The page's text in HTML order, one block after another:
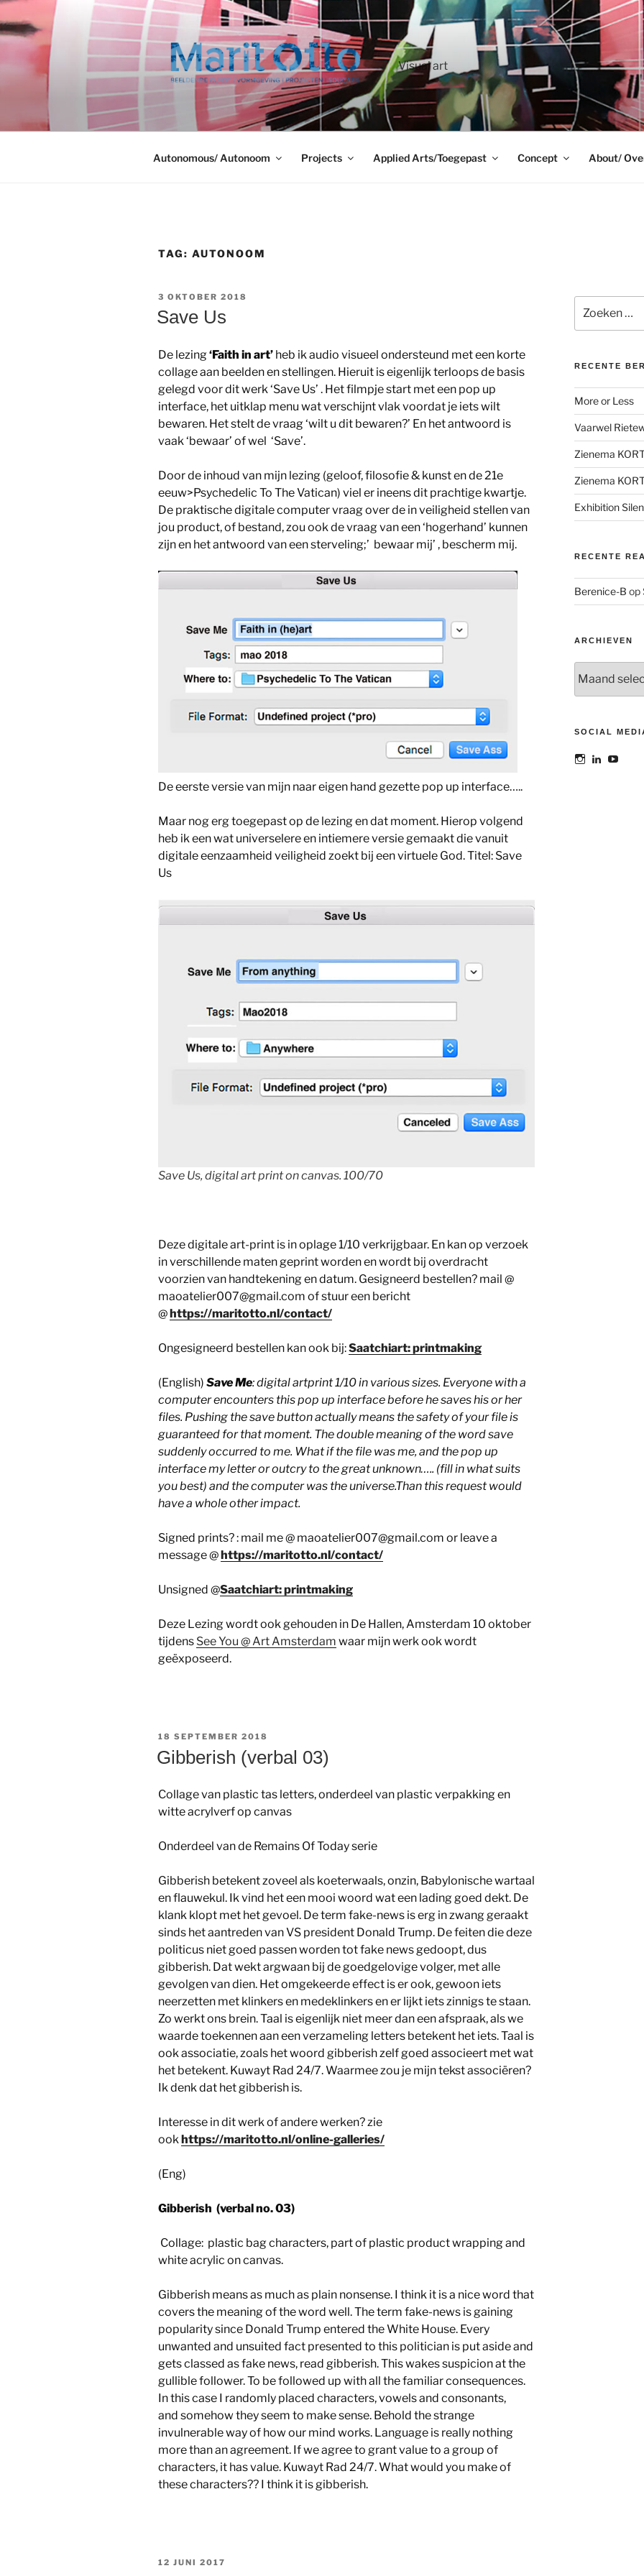
Ga
naar
de
Visual art
Autonomous/ Autonoom Projects Applied Arts/Toegepast Concept About/
TAG: AUTONOOM
GEPLAATST
3 OKTOBER 2018
Save Us
De lezing‘Faith in art’ heb ik audio visueel ondersteund met een korte
collage aan beelden en stellingen. Hieruit is eigenlijk terloops de basis
gelegd voor dit werk ‘Save Us’ . Het filmpje start met een pop up
interface, het uitklap menu wat verschijnt vlak voordat je iets wilt
bewaren. Het stelt de vraag ‘wilt u dit bewaren?’ En het antwoord is
vaak ‘bewaar’ of wel ‘Save’.
Door de inhoud van mijn lezing (geloof, filosofie & kunst en de 21e
eeuw>Psychedelic To The Vatican) viel er ineens dit prachtige kwartje.
De praktische digitale computer vraag over de in veiligheid stellen van
jou product, of bestand, zou ook de vraag van een ‘hogerhand’ kunnen
zijn en het antwoord van een sterveling;’ bewaar mij’ , bescherm mij.
De eerste versie van mijn naar eigen hand gezette pop up interface…..
Maar nog erg toegepast op de lezing en dat moment. Hierop volgend
heb ik een wat universelere en intiemere versie gemaakt die vanuit
digitale eenzaamheid veiligheid zoekt bij een virtuele God. Titel: Save
Us
Save Us, digital art print on canvas. 100/70
Deze digitale art-print is in oplage 1/10 verkrijgbaar. En kan op verzoek
in verschillende maten geprint worden en wordt bij overdracht
voorzien van handtekening en datum. Gesigneerd bestellen? mail @
maoatelier007@gmail.com of stuur een bericht
@https://maritotto.nl/contact/
Ongesigneerd bestellen kan ook bij:Saatchiart: printmaking
(English) Save Me: digital artprint 1/10 in various sizes. Everyone with a
computer encounters this pop up interface before he saves his or her
files. Pushing the save button actually means the safety of your file is
guaranteed for that moment. The double meaning of the word save
suddenly occurred to me. What if the file was me, and the pop up
interface my letter or outcry to the great unknown….. (fill in what suits
you best) and the computer was the universe.Than this request would
have a whole other impact.
Signed prints? : mail me @ maoatelier007@gmail.com or leave a
message @https://maritotto.nl/contact/
Unsigned @Saatchiart: printmaking
Deze Lezing wordt ook gehouden in De Hallen, Amsterdam 10 oktober
tijdens See You @ Art Amsterdam waar mijn werk ook wordt
geëxposeerd.
GEPLAATST
18 SEPTEMBER 2018
Gibberish (verbal 03)
Collage van plastic tas letters, onderdeel van plastic verpakking en
witte acrylverf op canvas
Onderdeel van de Remains Of Today serie
Gibberish betekent zoveel als koeterwaals, onzin, Babylonische wartaal
en flauwekul. Ik vind het een mooi woord wat een lading goed dekt. De
klank klopt met het gevoel. De term fake-news is erg in zwang geraakt
sinds het aantreden van VS president Donald Trump. De feiten die deze
politicus niet goed passen worden tot fake news gedoopt, dus
gibberish. Dat wekt argwaan bij de goedgelovige volger, met alle
gevolgen van dien. Het omgekeerde effect is er ook, gewoon iets
neerzetten met klinkers en medeklinkers en er lijkt iets zinnigs te staan.
Zo werkt ons brein. Taal is eigenlijk niet meer dan een afspraak, als we
waarde toekennen aan een verzameling letters betekent het iets. Taal is
ook associatie, zoals het woord gibberish zelf goed associeert met wat
het betekent. Kuwayt Rad 24/7. Waarmee zou je mijn tekst associëren?
Ik denk dat het gibberish is.
Interesse in dit werk of andere werken? zie
ookhttps://maritotto.nl/online-galleries/
(Eng)
Gibberish (verbal no. 03)
Collage: plastic bag characters, part of plastic product wrapping and
white acrylic on canvas.
Gibberish means as much as plain nonsense. I think it is a nice word that
covers the meaning of the word well. The term fake-news is gaining
popularity since Donald Trump entered the White House. Every
unwanted and unsuited fact presented to this politician is put aside and
gets classed as fake news, read gibberish. This wakes suspicion at the
gullible follower. To be followed up with all the familiar consequences.
In this case I randomly placed characters, vowels and consonants,
and somehow they seem to make sense. Behold the strange
invulnerable way of how our mind works. Language is really nothing
more than an agreement. If we agree to grant value to a group of
characters, it has value. Kuwayt Rad 24/7. What would you make of
these characters?? I think it is gibberish.
GEPLAATST
12 JUNI 2017
naar:
RECENTE
More or Less
Vaarwel
Zienema
Zienema
Exhibition
RECENTE
Berenice-B op
ARCHIEVEN
SOCIAL
BekijkBekijkBekijk